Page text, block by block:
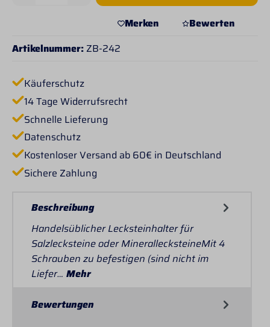
Merken
Bewerten
Artikelnummer:ZB-242
Käuferschutz
14 Tage Widerrufsrecht
Schnelle Lieferung
Datenschutz
Kostenloser Versand ab 60€ in Deutschland
Sichere Zahlung
Beschreibung
Handelsüblicher Lecksteinhalter für
Salzlecksteine oder MinerallecksteineMit 4
Schrauben zu befestigen (sind nicht im
Liefer… Mehr
Bewertungen